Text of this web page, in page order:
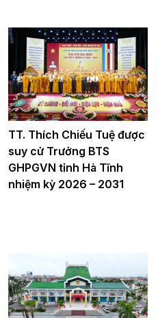
TT. Thích Chiếu Tuệ được
suy cử Trưởng BTS
GHPGVN tỉnh Hà Tĩnh
nhiệm kỳ 2026 – 2031